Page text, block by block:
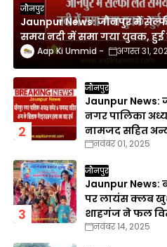
जौनपुर
Jaunpur News: जौनपुर में
समय नदी में समा गया युवक, हुई
Aap Ki Ummid अगस्त 31,
जौनपुर
Jaunpur News:
नगर पालिका
नामजद सहित
खिलाफ
नवंबर 01, 2025
जौनपुर
Jaunpur News:
पर लायंस क्लब
शाहगंज ने फल
कार्यक्रम का
नवंबर 14, 2025